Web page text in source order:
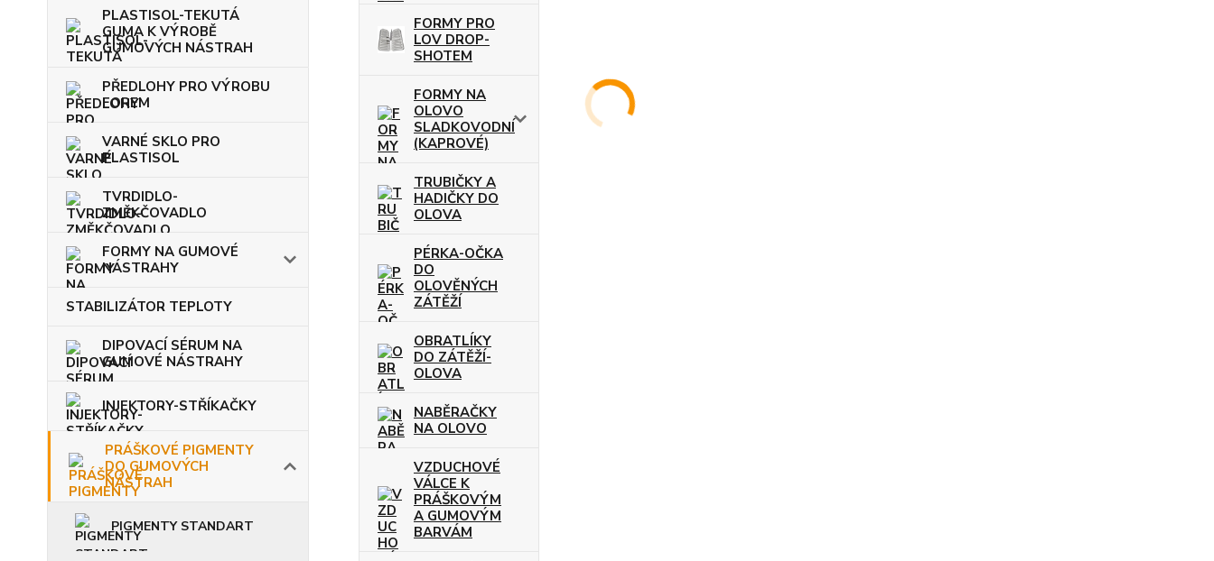
PLASTISOL-TEKUTÁ
GUMA K VÝROBĚ
GUMOVÝCH NÁSTRAH
PŘEDLOHY PRO VÝROBU
FOREM
VARNÉ SKLO PRO
PLASTISOL
TVRDIDLO-
ZMĚKČOVADLO
FORMY NA GUMOVÉ
NÁSTRAHY
STABILIZÁTOR TEPLOTY
DIPOVACÍ SÉRUM NA
GUMOVÉ NÁSTRAHY
INJEKTORY-STŘÍKAČKY
PRÁŠKOVÉ PIGMENTY
DO GUMOVÝCH
NÁSTRAH
PIGMENTY STANDART
FORMY PRO
LOV DROP-
SHOTEM
FORMY NA
OLOVO
SLADKOVODNÍ
(KAPROVÉ)
TRUBIČKY A
HADIČKY DO
OLOVA
PÉRKA-OČKA
DO
OLOVĚNÝCH
ZÁTĚŽÍ
OBRATLÍKY
DO ZÁTĚŽÍ-
OLOVA
NABĚRAČKY
NA OLOVO
VZDUCHOVÉ
VÁLCE K
PRÁŠKOVÝM
A GUMOVÝM
BARVÁM